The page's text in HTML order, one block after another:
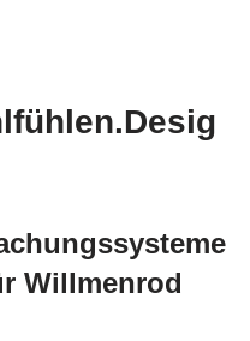
Willmenrod